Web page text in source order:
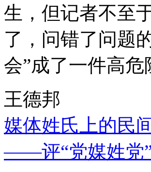
生，但记者不至
了，问错了问题
会”成了一件高
王德邦
媒体姓氏上的民
——评“党媒姓党